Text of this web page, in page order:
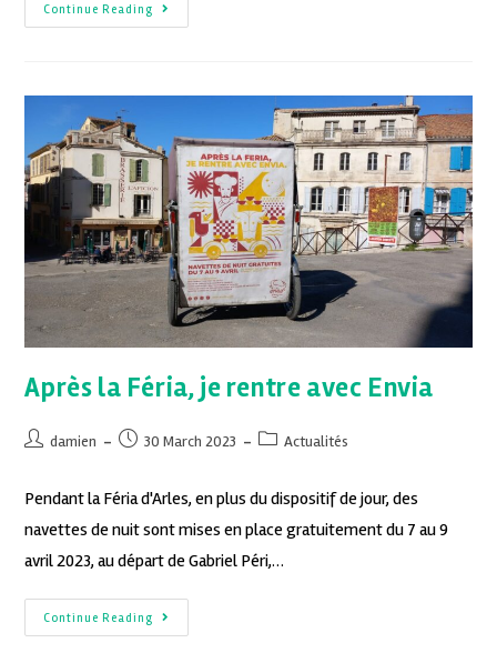
Continue Reading
Après la Féria, je rentre avec Envia
damien 30 March 2023 Actualités
Pendant la Féria d'Arles, en plus du dispositif de jour, des
navettes de nuit sont mises en place gratuitement du 7 au 9
avril 2023, au départ de Gabriel Péri,…
Continue Reading